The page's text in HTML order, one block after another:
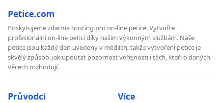
Petice.com
Poskytujeme zdarma hosting pro on-line petice. Vytvořte
profesionální on-line petici díky našim výkonným službám. Naše
petice jsou každý den uvedeny v médiích, takže vytvoření petice je
skvělý způsob, jak upoutat pozornost veřejnosti i těch, kteří o daných
věcech rozhodují.
Průvodci Více